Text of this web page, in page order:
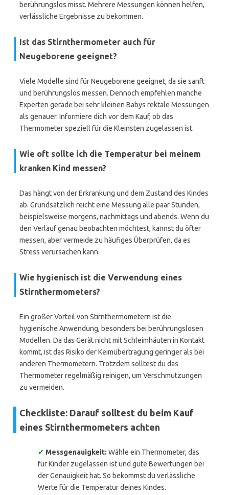
berührungslos misst. Mehrere Messungen können helfen,
verlässliche Ergebnisse zu bekommen.
Ist das Stirnthermometer auch für
Neugeborene geeignet?
Viele Modelle sind für Neugeborene geeignet, da sie sanft
und berührungslos messen. Dennoch empfehlen manche
Experten gerade bei sehr kleinen Babys rektale Messungen
als genauer. Informiere dich vor dem Kauf, ob das
Thermometer speziell für die Kleinsten zugelassen ist.
Wie oft sollte ich die Temperatur bei meinem
kranken Kind messen?
Das hängt von der Erkrankung und dem Zustand des Kindes
ab. Grundsätzlich reicht eine Messung alle paar Stunden,
beispielsweise morgens, nachmittags und abends. Wenn du
den Verlauf genau beobachten möchtest, kannst du öfter
messen, aber vermeide zu häufiges Überprüfen, da es
Stress verursachen kann.
Wie hygienisch ist die Verwendung eines
Stirnthermometers?
Ein großer Vorteil von Stirnthermometern ist die
hygienische Anwendung, besonders bei berührungslosen
Modellen. Da das Gerät nicht mit Schleimhäuten in Kontakt
kommt, ist das Risiko der Keimübertragung geringer als bei
anderen Thermometern. Trotzdem solltest du das
Thermometer regelmäßig reinigen, um Verschmutzungen
zu vermeiden.
Checkliste: Darauf solltest du beim Kauf
eines Stirnthermometers achten
✓ Messgenauigkeit: Wähle ein Thermometer, das
für Kinder zugelassen ist und gute Bewertungen bei
der Genauigkeit hat. So bekommst du verlässliche
Werte für die Temperatur deines Kindes.